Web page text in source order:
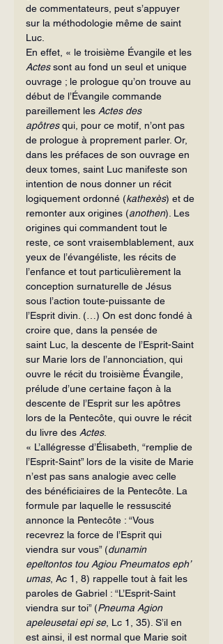
de commentateurs, peut s’appuyer
sur la méthodologie même de saint
Luc.
En effet, « le troisième Évangile et les
Actes sont au fond un seul et unique
ouvrage ; le prologue qu’on trouve au
début de l’Évangile commande
pareille­ment les Actes des
apôtres qui, pour ce motif, n’ont pas
de prologue à propre­ment parler. Or,
dans les préfaces de son ouvrage en
deux tomes, saint Luc mani­feste son
intention de nous donner un récit
logiquement ordonné (kathexès) et de
remonter aux origines (anothen). Les
origines qui commandent tout le
reste, ce sont vraisemblablement, aux
yeux de l’évangéliste, les récits de
l’enfance et tout particulièrement la
conception surnaturelle de Jésus
sous l’action toute-puis­sante de
l’Esprit divin. (…) On est donc fondé à
croire que, dans la pensée de
saint Luc, la descente de l’Esprit-Saint
sur Marie lors de l’annonciation, qui
ouvre le récit du troisième Évangile,
prélude d’une certaine façon à la
descente de l’Esprit sur les apôtres
lors de la Pentecôte, qui ouvre le récit
du livre des Actes.
« L’allégresse d’Élisabeth, “remplie de
l’Esprit-Saint” lors de la visite de Marie
n’est pas sans analogie avec celle
des bénéficiaires de la Pentecôte. La
formule par laquelle le ressuscité
annonce la Pentecôte : “Vous
recevrez la force de l’Esprit qui
viendra sur vous” (dunamin
epeltontos tou Agiou Pneumatos eph’
umas, Ac 1, 8) rappelle tout à fait les
paroles de Gabriel : “L’Esprit-Saint
viendra sur toi” (Pneuma Agion
apeleusetai epi se, Lc 1, 35). S’il en
est ainsi, il est normal que Marie soit